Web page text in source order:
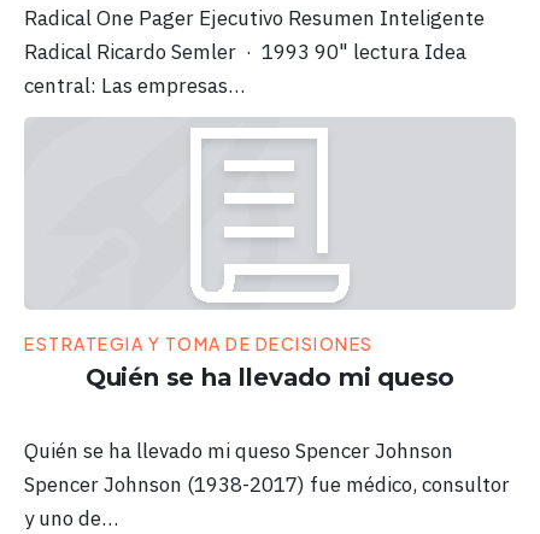
Radical One Pager Ejecutivo Resumen Inteligente
Radical Ricardo Semler · 1993 90" lectura Idea
central: Las empresas…
ESTRATEGIA Y TOMA DE DECISIONES
Quién se ha llevado mi queso
Quién se ha llevado mi queso Spencer Johnson
Spencer Johnson (1938-2017) fue médico, consultor
y uno de…